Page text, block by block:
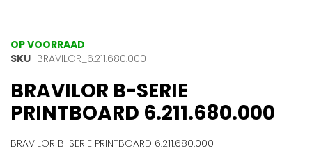
Ga
naar
begin
van
de
gallerij
OP VOORRAAD
SKU BRAVILOR_6.211.680.000
BRAVILOR B-SERIE
PRINTBOARD 6.211.680.000
BRAVILOR B-SERIE PRINTBOARD 6.211.680.000